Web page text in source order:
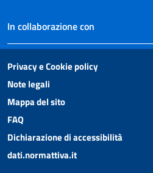
In collaborazione con
Privacy e Cookie policy
Note legali
Mappa del sito
FAQ
Dichiarazione di accessibilità
dati.normattiva.it